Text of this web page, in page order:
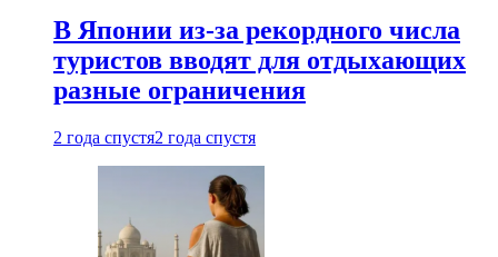
В Японии из-за рекордного числа
туристов вводят для отдыхающих
разные ограничения
2 года спустя2 года спустя